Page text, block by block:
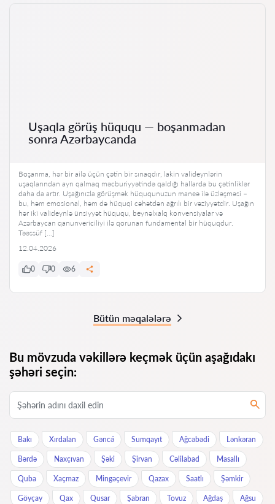
Uşaqla görüş hüququ — boşanmadan
sonra Azərbaycanda
Boşanma, hər bir ailə üçün çətin bir sınaqdır, lakin valideynlərin
uşaqlarından ayrı qalmaq məcburiyyətində qaldığı hallarda bu çətinliklər
daha da artır. Uşağınızla görüşmək hüququnuzun maneə ilə üzləşməsi –
bu, həm emosional, həm də hüquqi cəhətdən ağrılı bir vəziyyətdir. Uşağın
hər iki valideynlə ünsiyyət hüququ, beynəlxalq konvensiyalar və
Azərbaycan qanunvericiliyi ilə qorunan fundamental bir hüquqdur.
Təəssüf […]
12.04.2026
0 0 6
Bütün məqalələrə
Bu mövzuda vəkillərə keçmək üçün aşağıdakı
şəhəri seçin:
Bakı Xırdalan Gəncə́ Sumqayıt Ağcəbədi Lənkəran
Bərdə Naxçıvan Şəki Şirvan Cəlilabad Masallı
Quba Xaçmaz Mingəçevir Qazax Saatlı Şəmkir
Göyçay Qax Qusar Şabran Tovuz Ağdaş Ağsu